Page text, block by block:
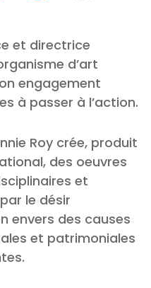
et directrice
d’art
engagement
à passer à l’action.
Roy crée, produit
des oeuvres
et
le désir
envers des causes
et patrimoniales